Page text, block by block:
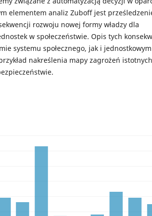
elementem analiz Zuboff jest
rozwoju nowej formy władzy dla
w społeczeństwie. Opis tych
systemu społecznego, jak i
nakreślenia mapy zagrożeń